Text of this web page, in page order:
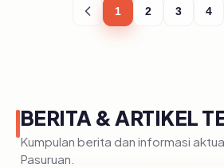
1 2 3 4
BERITA & ARTIKEL
Kumpulan berita dan informasi
Pasuruan.